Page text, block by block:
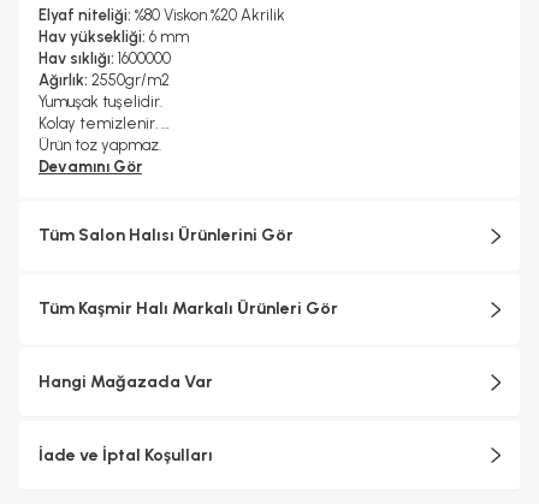
Hayır
Kuru Temizleme Yapılabilir
Hayır
Halı Metrekare (M2)
3, 68
Elyaf niteliği: %80 Viskon %20 Akrilik
Hav yüksekliği: 6 mm
Hav sıklığı: 1600000
Ağırlık: 2550gr/m2
Yumuşak tuşelidir.
Kolay temizlenir.
Ürün toz yapmaz.
Devamını Gör
Tüm Salon Halısı Ürünlerini Gör
Tüm Kaşmir Halı Markalı Ürünleri Gör
Hangi Mağazada Var
İade ve İptal Koşulları